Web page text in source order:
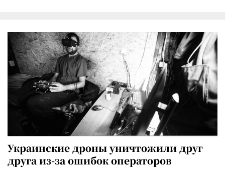
Украинские дроны уничтожили друг
друга из-за ошибок операторов